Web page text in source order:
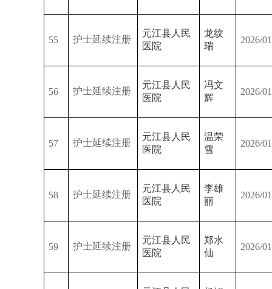
55 护士延续注册
元江县人民
医院
龙纹
瑞
2026/
56 护士延续注册
元江县人民
医院
冯文
辉
2026/
57 护士延续注册
元江县人民
医院
温荣
雪
2026/
58 护士延续注册
元江县人民
医院
李雄
丽
2026/
59 护士延续注册
元江县人民
医院
郑水
仙
2026/